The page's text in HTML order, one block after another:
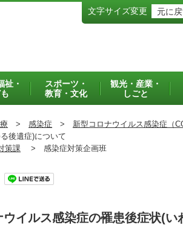
文字サイズ変更 元に
祉・
スポーツ・
教育・文化
観光・産業・
しごと
> 感染症 > 新型コロナウイルス感染症（
後遺症)について
策課 > 感染症対策企画班
ウイルス感染症の罹患後症状(い